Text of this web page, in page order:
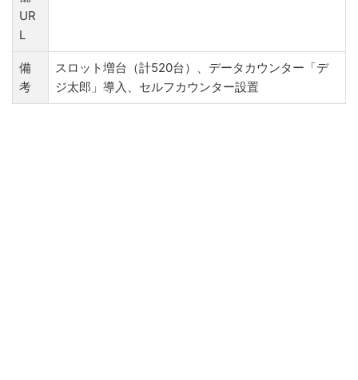
UR
L
備
考
スロット増台（計520台）、データカウンター「デ
ジ太郎」導入、セルフカウンター設置